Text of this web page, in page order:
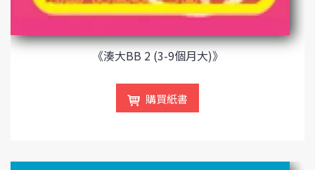
《湊大BB 2 (3-9個月大)》
購買紙書